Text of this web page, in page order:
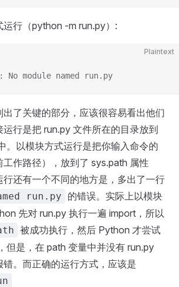
运行（python -m run.py）:
Plaintext
module named run.py
出了关键的部分，应该很容易看出他们
运行是把 run.py 文件所在的目录放到
。以模块方式运行是把你输入命令的
工作路径），放到了 sys.path 属性
行还有一个不同的地方是，多出了一行
run.py
的错误。实际上以模块
先对 run.py 执行一遍 import，所以
被成功执行，然后 Python 才尝试
但是，在 path 变量中并没有 run.py
。而正确的运行方式，应该是